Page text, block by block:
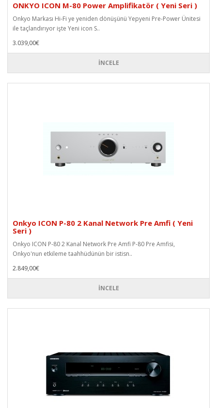
ONKYO ICON M-80 Power Amplifikatör ( Yeni Seri )
Onkyo Markası Hi-Fi ye yeniden dönüşünü Yepyeni Pre-Power Ünitesi
ile taçlandırıyor işte Yeni icon S..
3.039,00€
İNCELE
Onkyo ICON P-80 2 Kanal Network Pre Amfi ( Yeni
Seri )
Onkyo ICON P-80 2 Kanal Network Pre Amfi P-80 Pre Amfisi,
Onkyo'nun etkileme taahhüdünün bir istisn..
2.849,00€
İNCELE